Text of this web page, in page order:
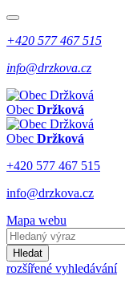
+420 577 467 515
info@drzkova.cz
Obec Držková
Obec Držková
+420 577 467 515
info@drzkova.cz
Mapa webu
Hledat
rozšířené vyhledávání